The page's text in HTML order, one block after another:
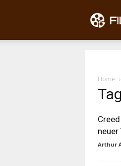
Home
Arthur